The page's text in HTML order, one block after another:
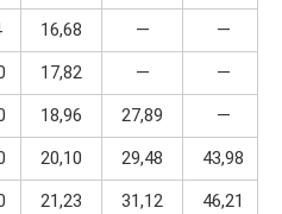
16,68 —
—
17,82 —
—
18,96 27,89
—
20,10 29,48
43,98
21,23 31,12
46,21